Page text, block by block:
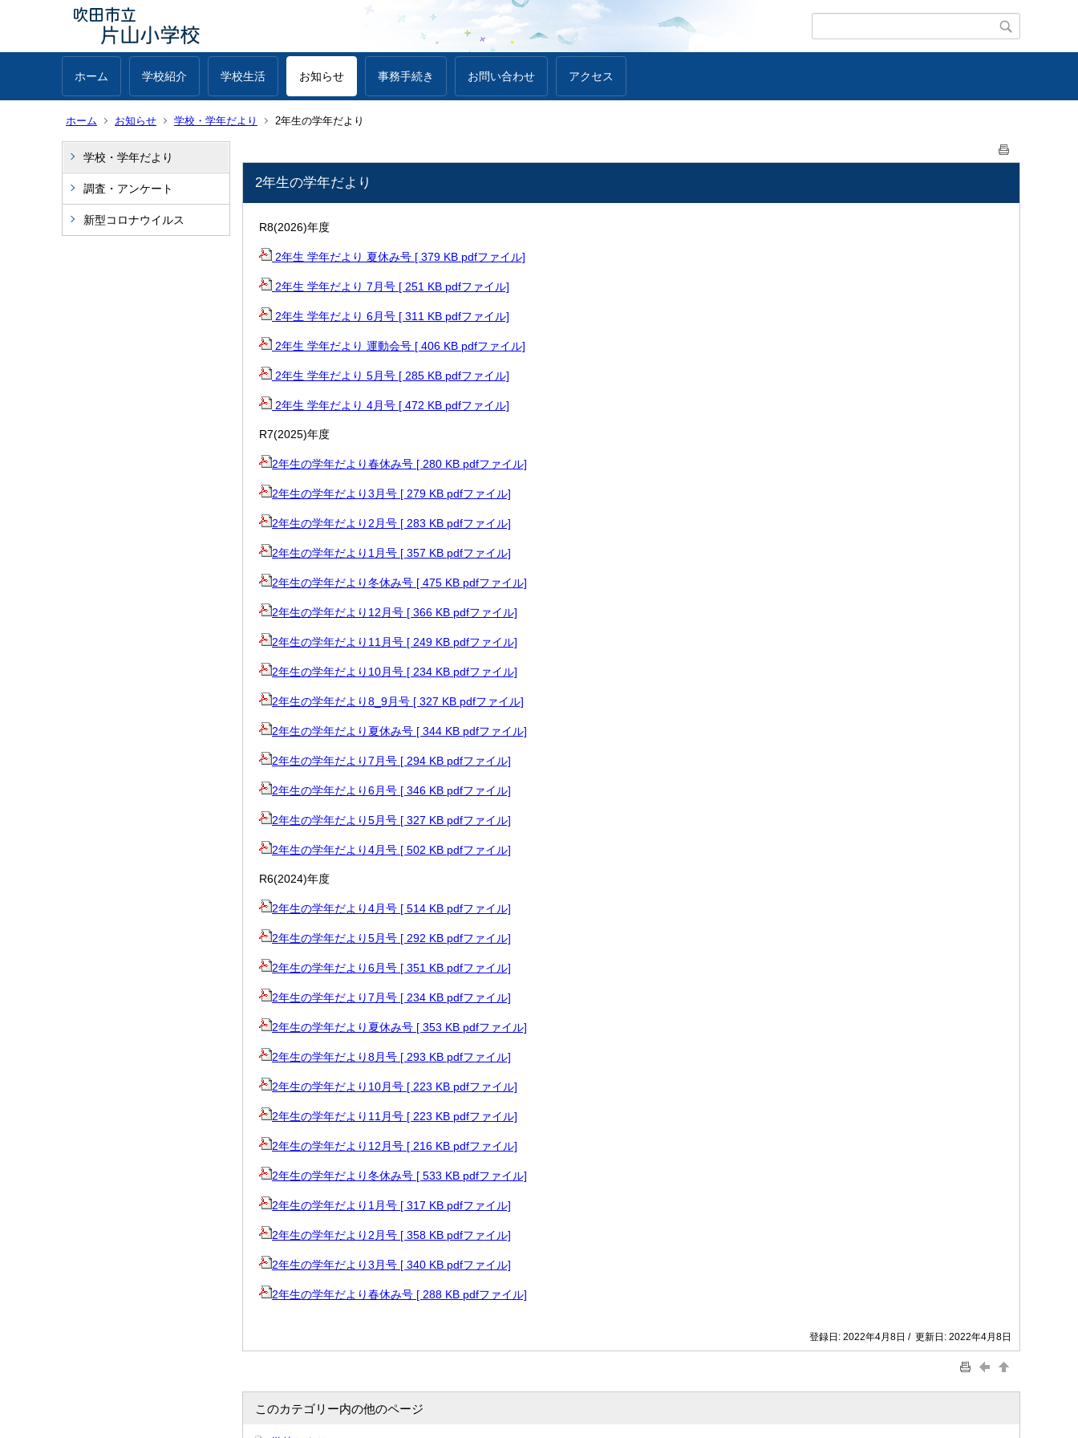
ホーム 学校紹介 学校生活 お知らせ 事務手続き お問い合わせ アクセス
ホーム お知らせ 学校・学年だより 2年生の学年だより
学校・学年だより
調査・アンケート
新型コロナウイルス
2年生の学年だより
R8(2026)年度
2年生 学年だより 夏休み号 [ 379 KB pdfファイル]
2年生 学年だより 7月号 [ 251 KB pdfファイル]
2年生 学年だより 6月号 [ 311 KB pdfファイル]
2年生 学年だより 運動会号 [ 406 KB pdfファイル]
2年生 学年だより 5月号 [ 285 KB pdfファイル]
2年生 学年だより 4月号 [ 472 KB pdfファイル]
R7(2025)年度
2年生の学年だより春休み号 [ 280 KB pdfファイル]
2年生の学年だより3月号 [ 279 KB pdfファイル]
2年生の学年だより2月号 [ 283 KB pdfファイル]
2年生の学年だより1月号 [ 357 KB pdfファイル]
2年生の学年だより冬休み号 [ 475 KB pdfファイル]
2年生の学年だより12月号 [ 366 KB pdfファイル]
2年生の学年だより11月号 [ 249 KB pdfファイル]
2年生の学年だより10月号 [ 234 KB pdfファイル]
2年生の学年だより8_9月号 [ 327 KB pdfファイル]
2年生の学年だより夏休み号 [ 344 KB pdfファイル]
2年生の学年だより7月号 [ 294 KB pdfファイル]
2年生の学年だより6月号 [ 346 KB pdfファイル]
2年生の学年だより5月号 [ 327 KB pdfファイル]
2年生の学年だより4月号 [ 502 KB pdfファイル]
R6(2024)年度
2年生の学年だより4月号 [ 514 KB pdfファイル]
2年生の学年だより5月号 [ 292 KB pdfファイル]
2年生の学年だより6月号 [ 351 KB pdfファイル]
2年生の学年だより7月号 [ 234 KB pdfファイル]
2年生の学年だより夏休み号 [ 353 KB pdfファイル]
2年生の学年だより8月号 [ 293 KB pdfファイル]
2年生の学年だより10月号 [ 223 KB pdfファイル]
2年生の学年だより11月号 [ 223 KB pdfファイル]
2年生の学年だより12月号 [ 216 KB pdfファイル]
2年生の学年だより冬休み号 [ 533 KB pdfファイル]
2年生の学年だより1月号 [ 317 KB pdfファイル]
2年生の学年だより2月号 [ 358 KB pdfファイル]
2年生の学年だより3月号 [ 340 KB pdfファイル]
2年生の学年だより春休み号 [ 288 KB pdfファイル]
登録日: 2022年4月8日 / 更新日: 2022年4月8日
このカテゴリー内の他のページ